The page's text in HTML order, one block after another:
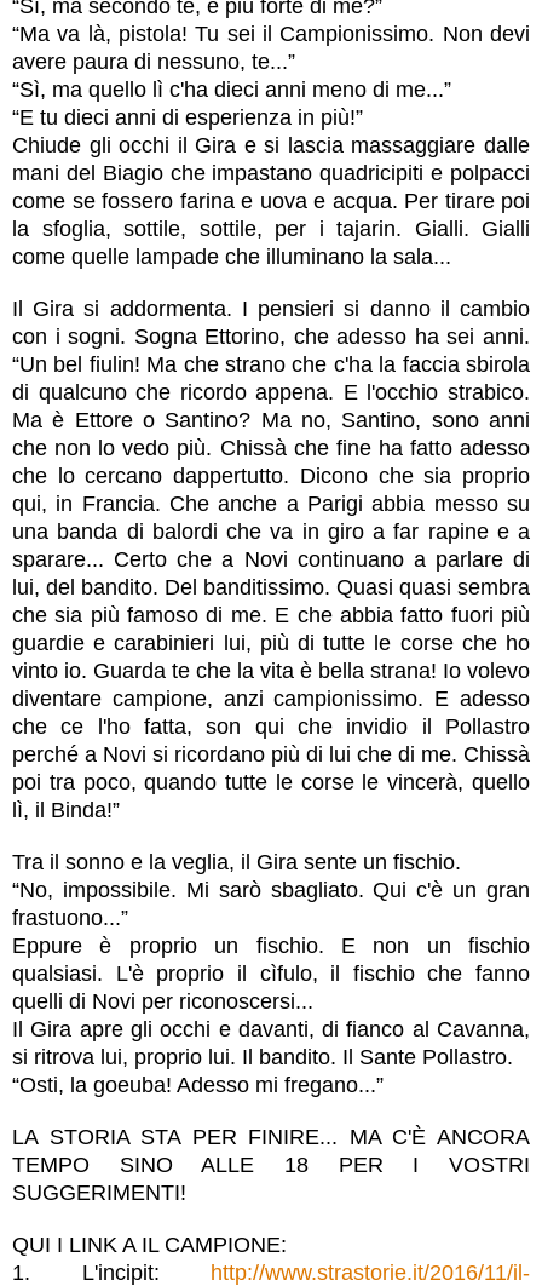
“Sì, ma secondo te, è più forte di me?”
“Ma va là, pistola! Tu sei il Campionissimo. Non devi
avere paura di nessuno, te...”
“Sì, ma quello lì c'ha dieci anni meno di me...”
“E tu dieci anni di esperienza in più!”
Chiude gli occhi il Gira e si lascia massaggiare dalle
mani del Biagio che impastano quadricipiti e polpacci
come se fossero farina e uova e acqua. Per tirare poi
la sfoglia, sottile, sottile, per i tajarin. Gialli. Gialli
come quelle lampade che illuminano la sala...
Il Gira si addormenta. I pensieri si danno il cambio
con i sogni. Sogna Ettorino, che adesso ha sei anni.
“Un bel fiulin! Ma che strano che c'ha la faccia sbirola
di qualcuno che ricordo appena. E l'occhio strabico.
Ma è Ettore o Santino? Ma no, Santino, sono anni
che non lo vedo più. Chissà che fine ha fatto adesso
che lo cercano dappertutto. Dicono che sia proprio
qui, in Francia. Che anche a Parigi abbia messo su
una banda di balordi che va in giro a far rapine e a
sparare... Certo che a Novi continuano a parlare di
lui, del bandito. Del banditissimo. Quasi quasi sembra
che sia più famoso di me. E che abbia fatto fuori più
guardie e carabinieri lui, più di tutte le corse che ho
vinto io. Guarda te che la vita è bella strana! Io volevo
diventare campione, anzi campionissimo. E adesso
che ce l'ho fatta, son qui che invidio il Pollastro
perché a Novi si ricordano più di lui che di me. Chissà
poi tra poco, quando tutte le corse le vincerà, quello
lì, il Binda!”
Tra il sonno e la veglia, il Gira sente un fischio.
“No, impossibile. Mi sarò sbagliato. Qui c'è un gran
frastuono...”
Eppure è proprio un fischio. E non un fischio
qualsiasi. L'è proprio il cìfulo, il fischio che fanno
quelli di Novi per riconoscersi...
Il Gira apre gli occhi e davanti, di fianco al Cavanna,
si ritrova lui, proprio lui. Il bandito. Il Sante Pollastro.
“Osti, la goeuba! Adesso mi fregano...”
LA STORIA STA PER FINIRE... MA C'È ANCORA
TEMPO SINO ALLE 18 PER I VOSTRI
SUGGERIMENTI!
QUI I LINK AIL CAMPIONE:
1. L'incipit: http://www.strastorie.it/2016/11/il-